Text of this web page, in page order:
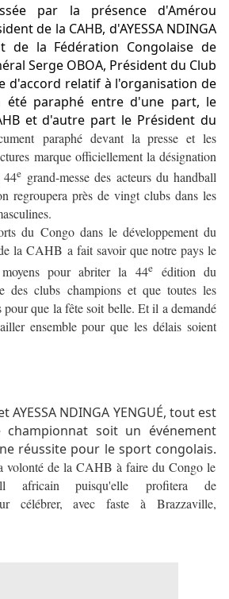
par la présence d'Amérou
de la CAHB, d'AYESSA NDINGA
de la Fédération Congolaise de
Serge OBOA, Président du Club
d'accord relatif à l'organisation de
été paraphé entre d'une part, le
et d'autre part le Président du
paraphé devant la presse et les
marque officiellement la désignation
44e grand-messe des acteurs du handball
regroupera près de vingt clubs dans les
du Congo dans le développement du
la CAHB a fait savoir que notre pays le
pour abriter la 44eédition du
des clubs champions et que toutes les
que la fête soit belle. Et il a demandé
ensemble pour que les délais soient
AYESSA NDINGA YENGUÉ, tout est
soit un événement
réussite pour le sport congolais.
volonté de la CAHB à faire du Congo le
africain puisqu'elle profitera de
célébrer, avec faste à Brazzaville,